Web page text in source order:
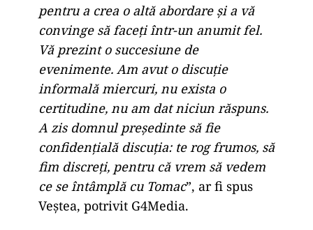
pentru a crea o altă abordare și a vă
convinge să faceți într-un anumit fel.
Vă prezint o succesiune de
evenimente. Am avut o discuție
informală miercuri, nu exista o
certitudine, nu am dat niciun răspuns.
A zis domnul președinte să fie
confidențială discuția: te rog frumos, să
fim discreți, pentru că vrem să vedem
ce se întâmplă cu Tomac”, ar fi spus
Veștea, potrivit G4Media.